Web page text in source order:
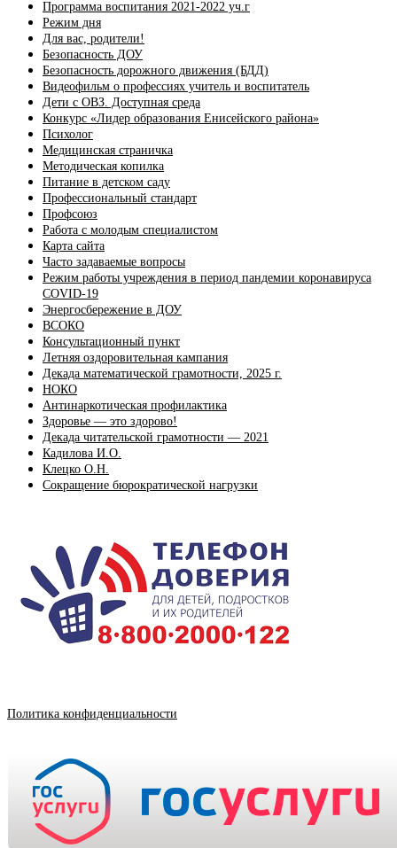
Программа воспитания 2021-2022 уч.г
Режим дня
Для вас, родители!
Безопасность ДОУ
Безопасность дорожного движения (БДД)
Видеофильм о профессиях учитель и воспитатель
Дети с ОВЗ. Доступная среда
Конкурс «Лидер образования Енисейского района»
Психолог
Медицинская страничка
Методическая копилка
Питание в детском саду
Профессиональный стандарт
Профсоюз
Работа с молодым специалистом
Карта сайта
Часто задаваемые вопросы
Режим работы учреждения в период пандемии коронавируса
COVID-19
Энергосбережение в ДОУ
ВСОКО
Консультационный пункт
Летняя оздоровительная кампания
Декада математической грамотности, 2025 г.
НОКО
Антинаркотическая профилактика
Здоровье — это здорово!
Декада читательской грамотности — 2021
Кадилова И.О.
Клецко О.Н.
Сокращение бюрократической нагрузки
Политика конфиденциальности